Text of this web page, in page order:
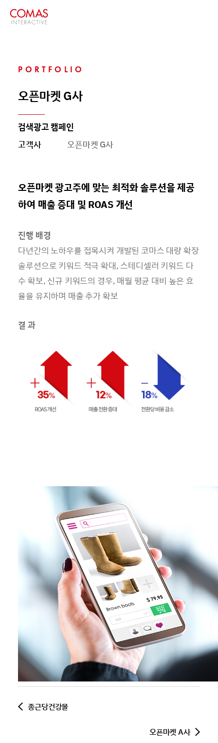
PORTFOLIO
오픈마켓 G사
검색광고 캠페인
고객사
오픈마켓 G사
오픈마켓 광고주에 맞는 최적화 솔루션을 제공
하여 매출 증대 및 ROAS 개선
진행 배경
다년간의 노하우를 접목시켜 개발된 코마스 대량 확장
솔루션으로 키워드 적극 확대, 스테디셀러 키워드 다
수 확보, 신규 키워드의 경우, 매월 평균 대비 높은 효
율을 유지하며 매출 추가 확보
결 과
종근당건강몰
오픈마켓 A사